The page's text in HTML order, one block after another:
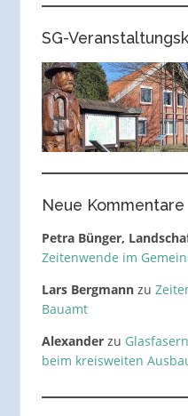
SG-
Neue Kommentare
Petra Bünger,
Zeitenwende im
Lars Bergmannzu
Bauamt
Alexanderzu
beim kreisweiten